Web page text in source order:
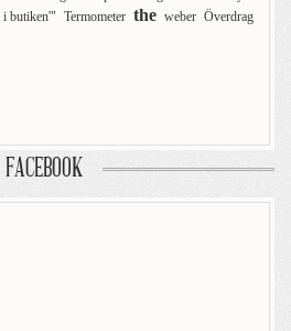
i butiken'" Termometer the weber Överdrag
FACEBOOK